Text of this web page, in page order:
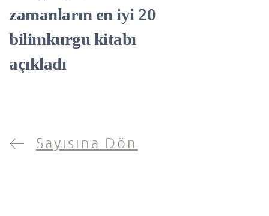
zamanların en iyi 20
bilimkurgu kitabı
açıkladı
Sayısına Dön